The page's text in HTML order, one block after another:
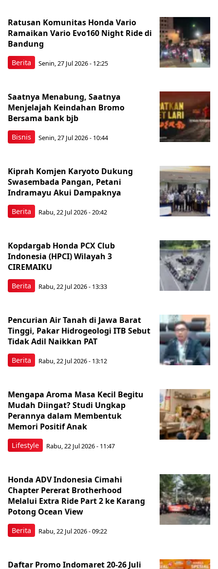
Berita
Ratusan Komunitas Honda Vario
Ramaikan Vario Evo160 Night Ride di
Bandung
Senin, 27 Jul 2026 - 12:25
Bisnis
Saatnya Menabung, Saatnya
Menjelajah Keindahan Bromo
Bersama bank bjb
Senin, 27 Jul 2026 - 10:44
Berita
Kiprah Komjen Karyoto Dukung
Swasembada Pangan, Petani
Indramayu Akui Dampaknya
Rabu, 22 Jul 2026 - 20:42
Berita
Kopdargab Honda PCX Club
Indonesia (HPCI) Wilayah 3
CIREMAIKU
Rabu, 22 Jul 2026 - 13:33
Berita
Pencurian Air Tanah di Jawa Barat
Tinggi, Pakar Hidrogeologi ITB Sebut
Tidak Adil Naikkan PAT
Rabu, 22 Jul 2026 - 13:12
Lifestyle
Mengapa Aroma Masa Kecil Begitu
Mudah Diingat? Studi Ungkap
Perannya dalam Membentuk
Memori Positif Anak
Rabu, 22 Jul 2026 - 11:47
Berita
Honda ADV Indonesia Cimahi
Chapter Pererat Brotherhood
Melalui Extra Ride Part 2 ke Karang
Potong Ocean View
Rabu, 22 Jul 2026 - 09:22
Daftar Promo Indomaret 20-26 Juli